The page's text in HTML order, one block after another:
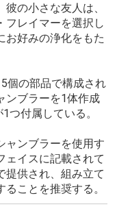
の小さな友人は、
フレイマーを選択し
お好みの浄化をもた
個の部品で構成され
ンブラーを1体作成
つ付属している。
ャンブラーを使用す
ェイスに記載されて
提供され、組み立て
ことを推奨する。